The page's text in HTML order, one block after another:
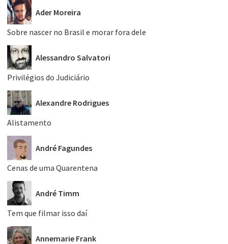
Ader Moreira
Sobre nascer no Brasil e morar fora dele
Alessandro Salvatori
Privilégios do Judiciário
Alexandre Rodrigues
Alistamento
André Fagundes
Cenas de uma Quarentena
André Timm
Tem que filmar isso daí
Annemarie Frank